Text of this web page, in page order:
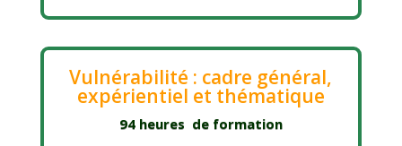
Vulnérabilité : cadre général,
expérientiel et thématique
94 heures de formation